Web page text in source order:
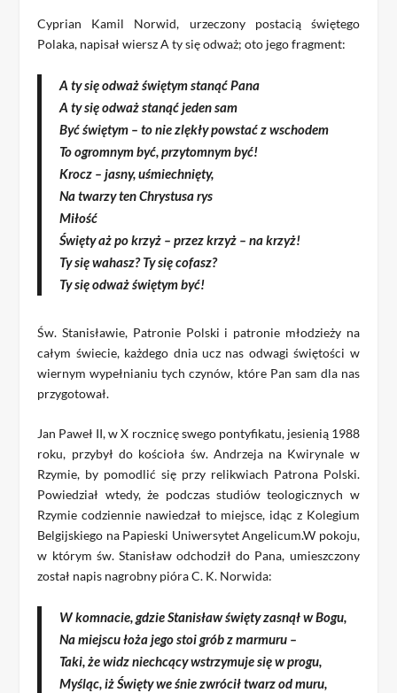
Cyprian Kamil Norwid, urzeczony postacią świętego
Polaka, napisał wiersz A ty się odważ; oto jego fragment:
A ty się odważ świętym stanąć Pana
A ty się odważ stanąć jeden sam
Być świętym – to nie zlękły powstać z wschodem
To ogromnym być, przytomnym być!
Krocz – jasny, uśmiechnięty,
Na twarzy ten Chrystusa rys
Miłość
Święty aż po krzyż – przez krzyż – na krzyż!
Ty się wahasz? Ty się cofasz?
Ty się odważ świętym być!
Św. Stanisławie, Patronie Polski i patronie młodzieży na
całym świecie, każdego dnia ucz nas odwagi świętości w
wiernym wypełnianiu tych czynów, które Pan sam dla nas
przygotował.
Jan Paweł II, w X rocznicę swego pontyfikatu, jesienią 1988
roku, przybył do kościoła św. Andrzeja na Kwirynale w
Rzymie, by pomodlić się przy relikwiach Patrona Polski.
Powiedział wtedy, że podczas studiów teologicznych w
Rzymie codziennie nawiedzał to miejsce, idąc z Kolegium
Belgijskiego na Papieski Uniwersytet Angelicum.W pokoju,
w którym św. Stanisław odchodził do Pana, umieszczony
został napis nagrobny pióra C. K. Norwida:
W komnacie, gdzie Stanisław święty zasnął w Bogu,
Na miejscu łoża jego stoi grób z marmuru –
Taki, że widz niechcący wstrzymuje się w progu,
Myśląc, iż Święty we śnie zwrócił twarz od muru,